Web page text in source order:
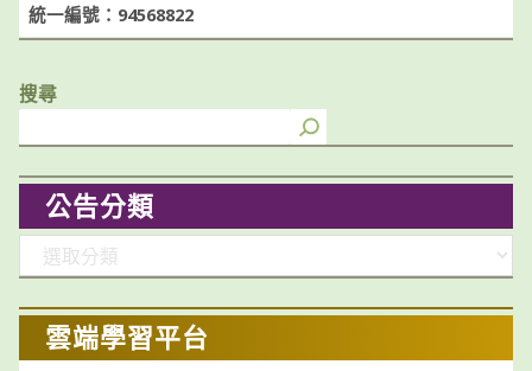
統一編號：94568822
搜尋
公告分類
類
雲端學習平台